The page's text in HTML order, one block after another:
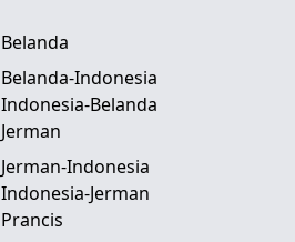
Belanda
Belanda-Indonesia
Indonesia-Belanda
Jerman
Jerman-Indonesia
Indonesia-Jerman
Prancis